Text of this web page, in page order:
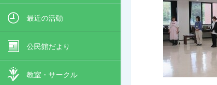
最近の活動
公民館だより
教室・サークル